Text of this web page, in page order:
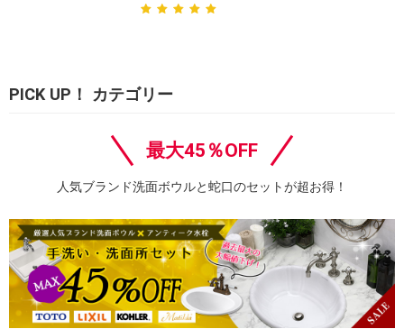
PICK UP！ カテゴリー
最大45％OFF
人気ブランド洗面ボウルと蛇口のセットが超お得！